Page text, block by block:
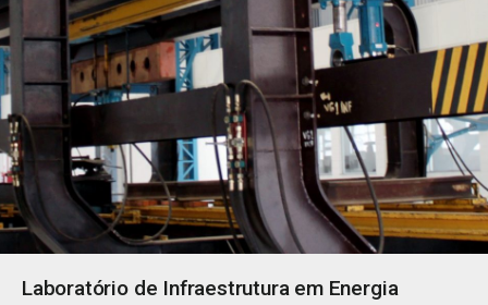
Laboratório de Infraestrutura em Energia